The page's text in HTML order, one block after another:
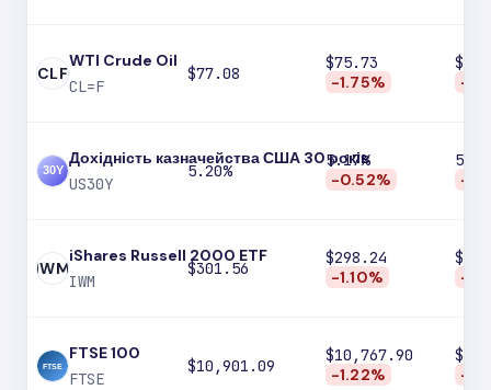
CLF
WTI Crude Oil
CL=F
$77.08
$75.73
-1.75%
-
Дохідність казначейства США 30 років
US30Y
5.20%
5.17%
-0.52%
-
IWM
iShares Russell 2000 ETF
IWM
$301.56
$298.24
-1.10%
-
FTSE 100
FTSE
$10,901.09
$10,767.90
-1.22%
-